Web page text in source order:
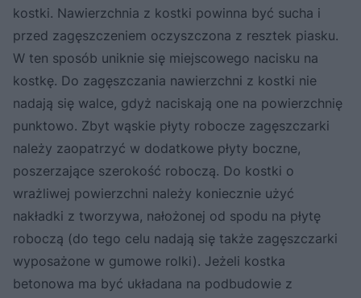
kostki. Nawierzchnia z kostki powinna być sucha i
przed zagęszczeniem oczyszczona z resztek piasku.
W ten sposób uniknie się miejscowego nacisku na
kostkę. Do zagęszczania nawierzchni z kostki nie
nadają się walce, gdyż naciskają one na powierzchnię
punktowo. Zbyt wąskie płyty robocze zagęszczarki
należy zaopatrzyć w dodatkowe płyty boczne,
poszerzające szerokość roboczą. Do kostki o
wrażliwej powierzchni należy koniecznie użyć
nakładki z tworzywa, nałożonej od spodu na płytę
roboczą (do tego celu nadają się także zagęszczarki
wyposażone w gumowe rolki). Jeżeli kostka
betonowa ma być układana na podbudowie z